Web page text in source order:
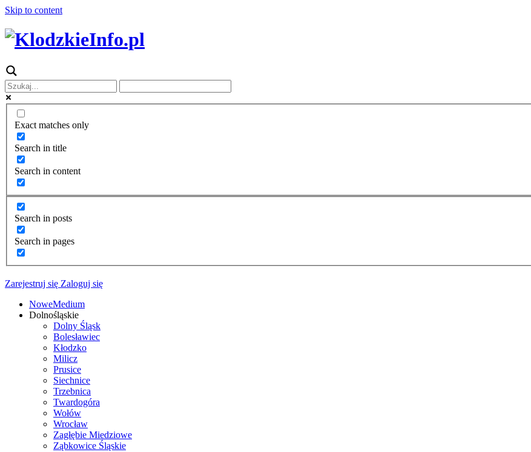
Skip to content
Exact matches only
Search in title
Search in content
Search in posts
Search in pages
Zarejestruj się Zaloguj się
NoweMedium
Dolnośląskie
Dolny Śląsk
Bolesławiec
Kłodzko
Milicz
Prusice
Siechnice
Trzebnica
Twardogóra
Wołów
Wrocław
Zagłębie Miedziowe
Ząbkowice Śląskie